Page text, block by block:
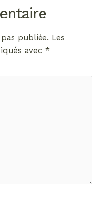
publiée. Les
avec *